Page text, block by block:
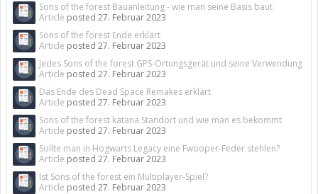
Sons of the forest Bauanleitung - wie man seine Basis baut
Article posted 27. Februar 2023
Sons of the forest Ende erklärt
Article posted 27. Februar 2023
Jedes Sons of the forest GPS-Ortungsgerät und seine Verwendung
Article posted 27. Februar 2023
Das Ende des Dead Space Remakes erklärt
Article posted 27. Februar 2023
Sons of the forest katana Standort und wie man es bekommt
Article posted 27. Februar 2023
Sollte man in Hogwarts Legacy eine Fwooper-Feder stehlen?
Article posted 27. Februar 2023
Ist Sons of the forest ein Multiplayer-Spiel?
Article posted 27. Februar 2023